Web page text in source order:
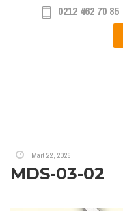
0212 462 70 85
Mart 22, 2026
MDS-03-02